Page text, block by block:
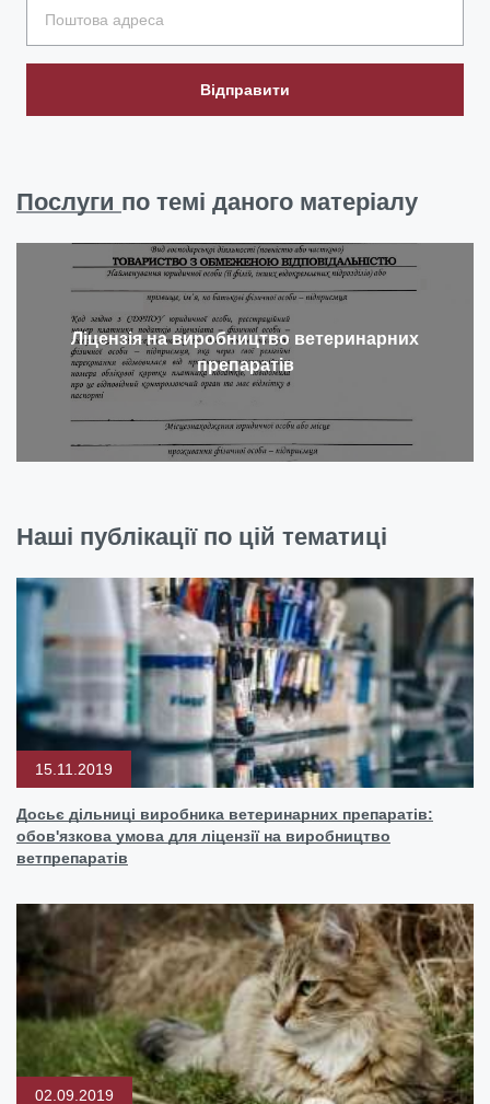
Відправити
Послуги по темі даного матеріалу
Ліцензія на виробництво ветеринарних
препаратів
Наші публікації по цій тематиці
15.11.2019
Досьє дільниці виробника ветеринарних препаратів:
обов'язкова умова для ліцензії на виробництво
ветпрепаратів
02.09.2019